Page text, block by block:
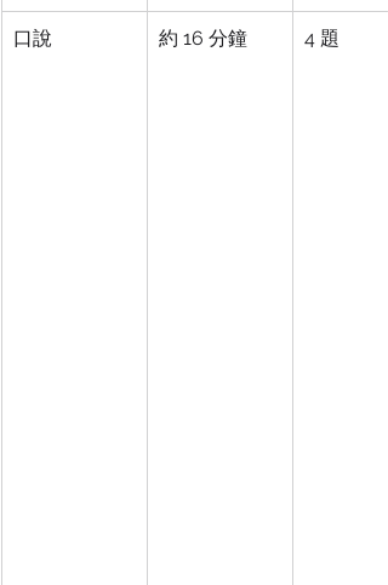
口說 約 16 分鐘 4 題